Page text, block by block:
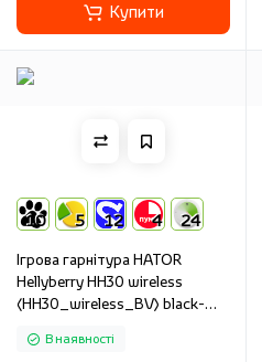
Купити
10 5 12 4 24
Ігрова гарнітура HATOR
Hellyberry HH30 wireless
(HH30_wireless_BV) black-
В наявності